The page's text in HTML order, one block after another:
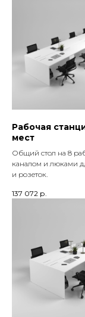
Рабочая
мест
Общий стол на 8
каналом и люками
и розеток.
137 072 р.